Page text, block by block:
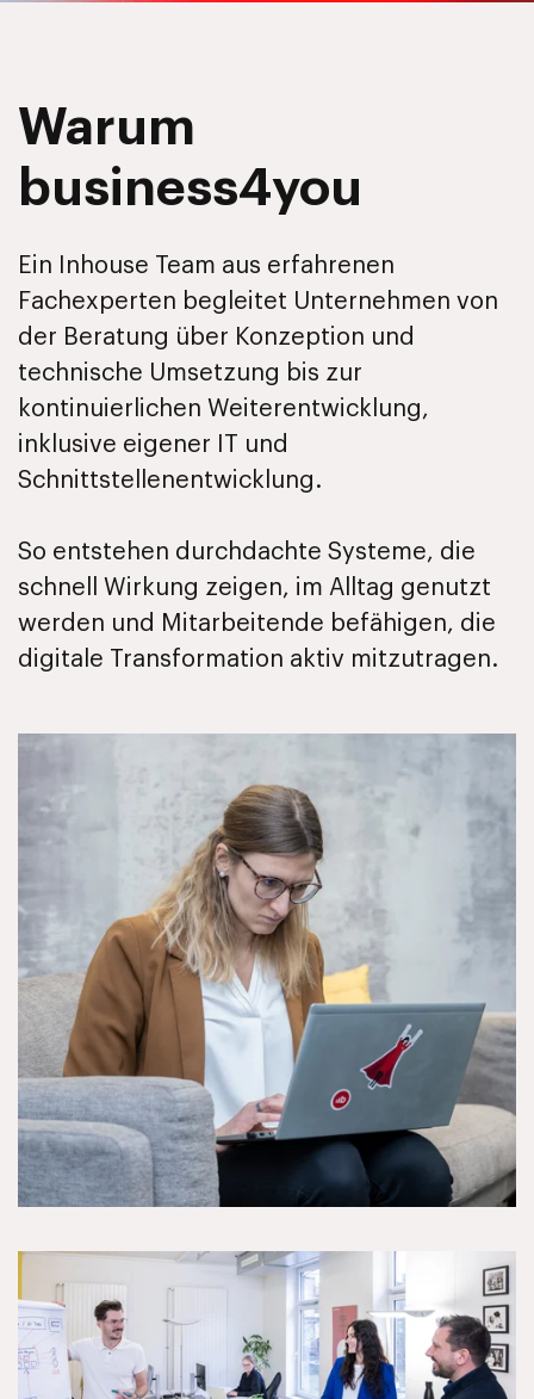
Warum
business4you
Ein Inhouse Team aus erfahrenen
Fachexperten begleitet Unternehmen von
der Beratung über Konzeption und
technische Umsetzung bis zur
kontinuierlichen Weiterentwicklung,
inklusive eigener IT und
Schnittstellenentwicklung.
So entstehen durchdachte Systeme, die
schnell Wirkung zeigen, im Alltag genutzt
werden und Mitarbeitende befähigen, die
digitale Transformation aktiv mitzutragen.